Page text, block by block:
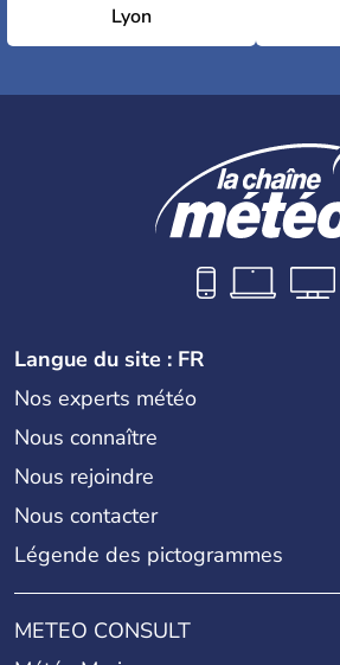
Lyon
Langue du site : FR
Nos experts météo
Nous connaître
Nous rejoindre
Nous contacter
Légende des pictogrammes
METEO CONSULT